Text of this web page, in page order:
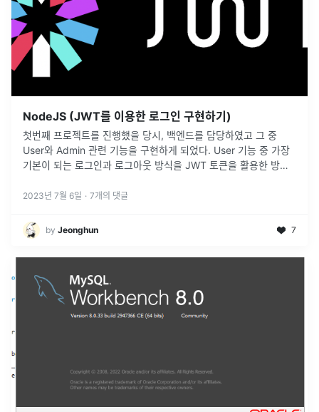
NodeJS (JWT를 이용한 로그인 구현하기)
첫번째 프로젝트를 진행했을 당시, 백엔드를 담당하였고 그 중
User와 Admin 관련 기능을 구현하게 되었다. User 기능 중 가장
기본이 되는 로그인과 로그아웃 방식을 JWT 토큰을 활용한 방식
이...
2023년 7월 6일 · 7개의 댓글
by Jeonghun 7